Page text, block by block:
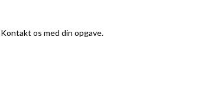
Kontakt os med din opgave.